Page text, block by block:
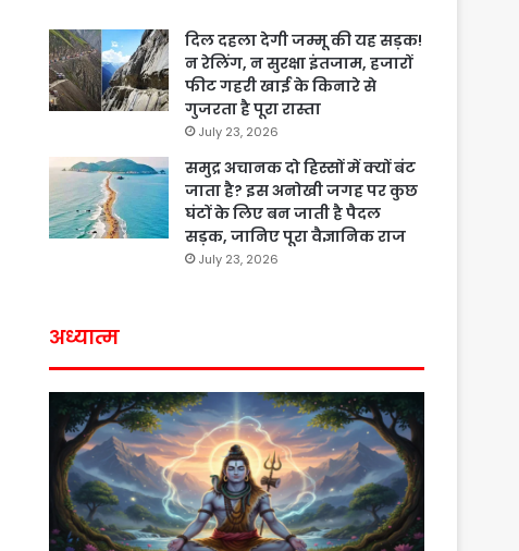
दिल दहला देगी जम्मू की यह सड़क!
न रेलिंग, न सुरक्षा इंतजाम, हजारों
फीट गहरी खाई के किनारे से
गुजरता है पूरा रास्ता
July 23, 2026
समुद्र अचानक दो हिस्सों में क्यों बंट
जाता है? इस अनोखी जगह पर कुछ
घंटों के लिए बन जाती है पैदल
सड़क, जानिए पूरा वैज्ञानिक राज
July 23, 2026
अध्यात्म